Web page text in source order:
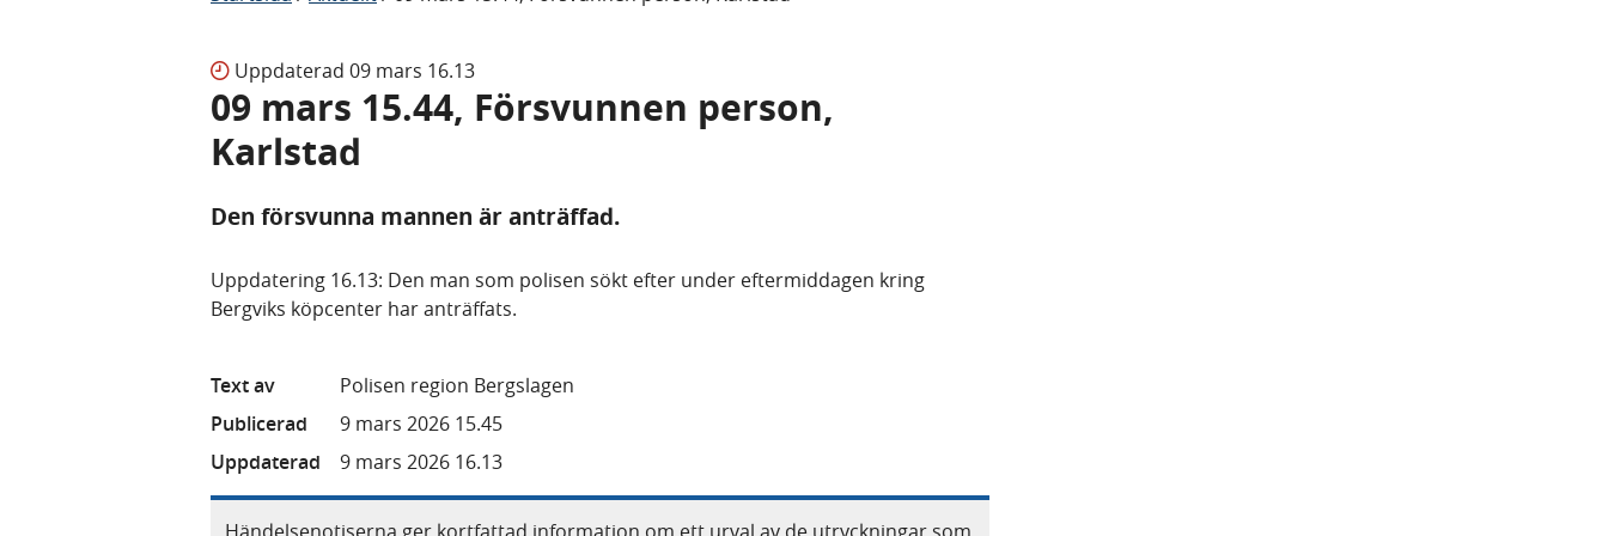
Uppdaterad 09 mars 16.13
09 mars 15.44, Försvunnen person,
Karlstad
Den försvunna mannen är anträffad.
Uppdatering 16.13: Den man som polisen sökt efter under eftermiddagen kring
Bergviks köpcenter har anträffats.
Text av
Polisen region Bergslagen
Publicerad
9 mars 2026 15.45
Uppdaterad
9 mars 2026 16.13